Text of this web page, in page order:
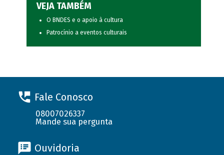
VEJA TAMBÉM
O BNDES e o apoio à cultura
Patrocínio a eventos culturais
Fale Conosco
08007026337
Mande sua pergunta
Ouvidoria